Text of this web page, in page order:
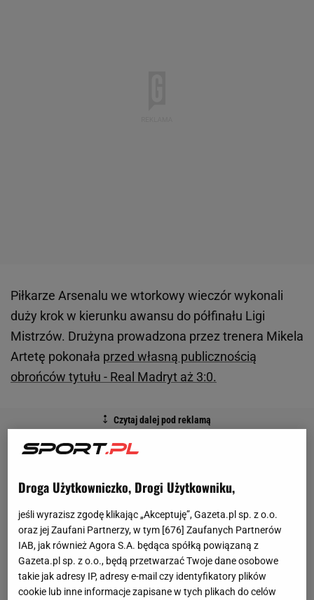
Piłkarze Arsenalu we wtorkowy wieczór wykonali
duży krok w kierunku awansu do półfinału Ligi
Mistrzów. Drużyna prowadzona przez trenera Mikela
Artetę pokonała przed własną publicznością
obrońców tytułu - Real Madryt aż 3:0.
Droga Użytkowniczko, Drogi Użytkowniku,
jeśli wyrazisz zgodę klikając „Akceptuję”, Gazeta.pl sp. z o.o.
oraz jej Zaufani Partnerzy, w tym [676] Zaufanych Partnerów
IAB, jak również Agora S.A. będąca spółką powiązaną z
Gazeta.pl sp. z o.o., będą przetwarzać Twoje dane osobowe
takie jak adresy IP, adresy e-mail czy identyfikatory plików
cookie lub inne informacje zapisane w tych plikach do celów